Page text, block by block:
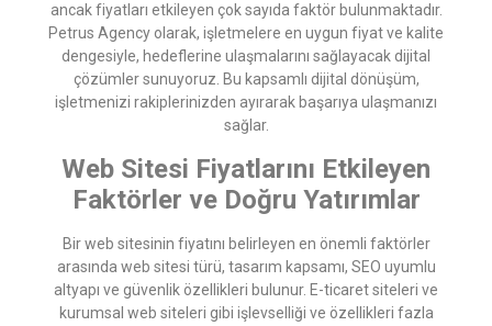
ancak fiyatları etkileyen çok sayıda faktör bulunmaktadır.
Petrus Agency olarak, işletmelere en uygun fiyat ve kalite
dengesiyle, hedeflerine ulaşmalarını sağlayacak dijital
çözümler sunuyoruz. Bu kapsamlı dijital dönüşüm,
işletmenizi rakiplerinizden ayırarak başarıya ulaşmanızı
sağlar.
Web Sitesi Fiyatlarını Etkileyen
Faktörler ve Doğru Yatırımlar
Bir web sitesinin fiyatını belirleyen en önemli faktörler
arasında web sitesi türü, tasarım kapsamı, SEO uyumlu
altyapı ve güvenlik özellikleri bulunur. E-ticaret siteleri ve
kurumsal web siteleri gibi işlevselliği ve özellikleri fazla